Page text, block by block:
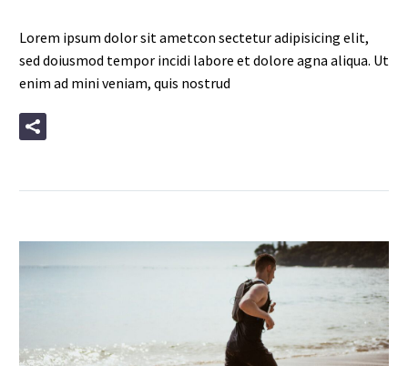
Lorem ipsum dolor sit ametcon sectetur adipisicing elit,
sed doiusmod tempor incidi labore et dolore agna aliqua. Ut
enim ad mini veniam, quis nostrud